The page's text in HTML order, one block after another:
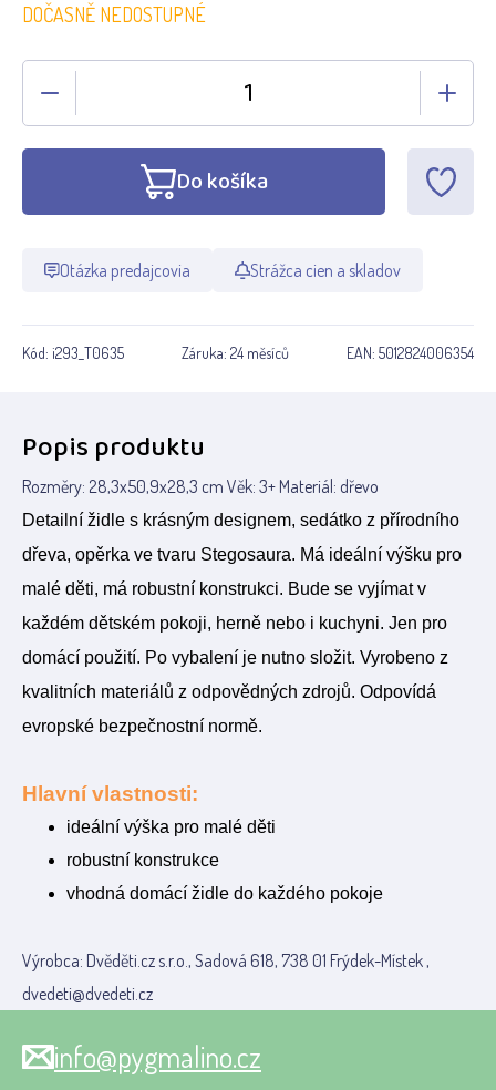
DOČASNĚ NEDOSTUPNÉ
Do košíka
Otázka predajcovia Strážca cien a skladov
Kód: i293_T0635 Záruka: 24 měsíců EAN: 5012824006354
Popis produktu
Rozměry: 28,3x50,9x28,3 cm Věk: 3+ Materiál: dřevo
Detailní židle s krásným designem, sedátko z přírodního
dřeva, opěrka ve tvaru Stegosaura. Má ideální výšku pro
malé děti, má robustní konstrukci. Bude se vyjímat v
každém dětském pokoji, herně nebo i kuchyni. Jen pro
domácí použití. Po vybalení je nutno složit. Vyrobeno z
kvalitních materiálů z odpovědných zdrojů. Odpovídá
evropské bezpečnostní normě.
Hlavní vlastnosti:
ideální výška pro malé děti
robustní konstrukce
vhodná domácí židle do každého pokoje
Výrobca: Dvěděti.cz s.r.o., Sadová 618, 738 01 Frýdek-Místek ,
dvedeti@dvedeti.cz
info@pygmalino.cz